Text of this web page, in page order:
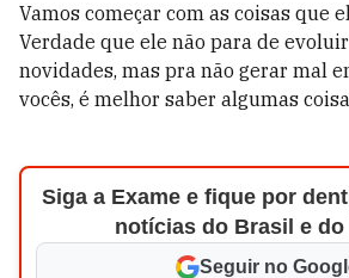
Vamos começar com as coisas que
Verdade que ele não para de
novidades, mas pra não gerar mal
vocês, é melhor saber algumas
Siga a Exame e fique por
notícias do Brasil e do
Seguir no